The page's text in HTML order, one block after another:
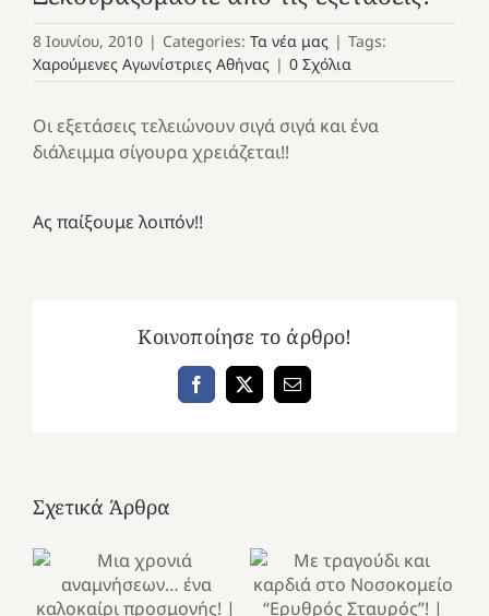
8 Ιουνίου, 2010 | Categories: Τα νέα μας | Tags:
Χαρούμενες Αγωνίστριες Αθήνας | 0 Σχόλια
Οι εξετάσεις τελειώνουν σιγά σιγά και ένα
διάλειμμα σίγουρα χρειάζεται!!
Ας παίξουμε λοιπόν!!
Κοινοποίησε το άρθρο!
Facebook
X Email
Σχετικά Άρθρα